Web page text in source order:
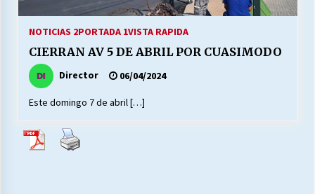
LABORAL:
Escuela hospitalaria El Carmen de Maipu.
NOTICIAS 2PORTADA 1VISTA RAPIDA
CIERRAN AV 5 DE ABRIL POR CUASIMODO
Director 06/04/2024
Este domingo 7 de abril […]